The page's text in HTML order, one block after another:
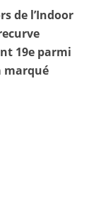
de l’Indoor
19e parmi
marqué